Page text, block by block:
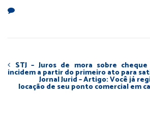
STJ – Juros de mora sobre
incidem a partir do primeiro ato para
Jornal Jurid – Artigo: Você já
locação de seu ponto comercial em